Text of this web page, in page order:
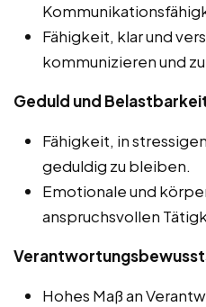
Fähigkeit, klar und
kommunizieren und
Geduld und
Fähigkeit, in
geduldig zu bleiben.
Emotionale und
anspruchsvollen
Hohes Maß an